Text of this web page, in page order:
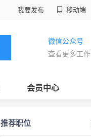
我要发布 移动端
微信公众号
查看更多工作
会员中心
推荐职位